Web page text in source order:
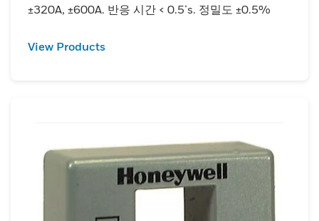
±320A, ±600A. 반응 시간 < 0.5μs. 정밀도 ±0.5%
View Products